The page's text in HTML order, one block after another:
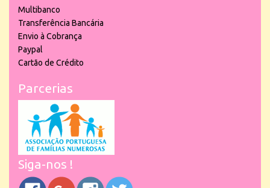
Multibanco
Transferência Bancária
Envio à Cobrança
Paypal
Cartão de Crédito
Parcerias
Siga-nos !